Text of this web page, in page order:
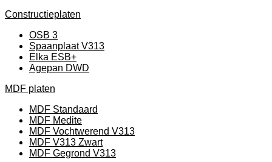
Constructieplaten
OSB 3
Spaanplaat V313
Elka ESB+
Agepan DWD
MDF platen
MDF Standaard
MDF Medite
MDF Vochtwerend V313
MDF V313 Zwart
MDF Gegrond V313